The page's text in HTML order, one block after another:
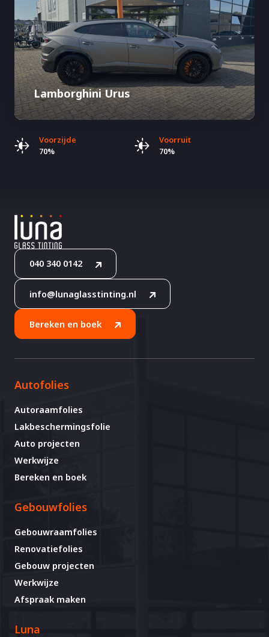
Lamborghini Urus
Voorzijde
70%
Voorruit
70%
040 340 0142
info@lunaglasstinting.nl
Bereken en boek
Autofolies
Autoraamfolies
Lakbeschermingsfolie
Auto projecten
Werkwijze
Bereken en boek
Gebouwfolies
Gebouwraamfolies
Renovatiefolies
Gebouw projecten
Werkwijze
Afspraak maken
Luna